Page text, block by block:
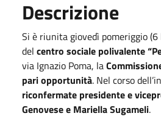
Descrizione
Si è riunita giovedì pomeriggio
del centro sociale polivalente
via Ignazio Poma, la
pari opportunità. Nel corso
riconfermate presidente e
Genovese e Mariella Sugameli.